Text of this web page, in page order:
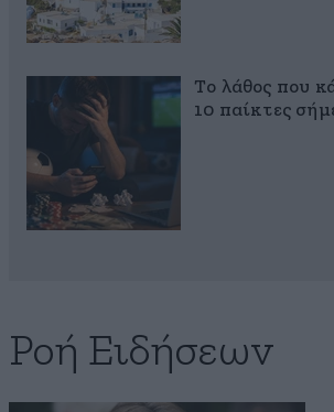
Το λάθος που
10 παίκτες
Ροή Ειδήσεων